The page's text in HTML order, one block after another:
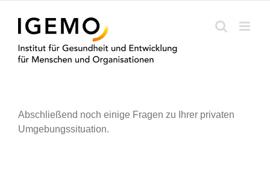
Inhalt
springen
Abschließend noch einige Fragen zu Ihrer privaten
Umgebungssituation.